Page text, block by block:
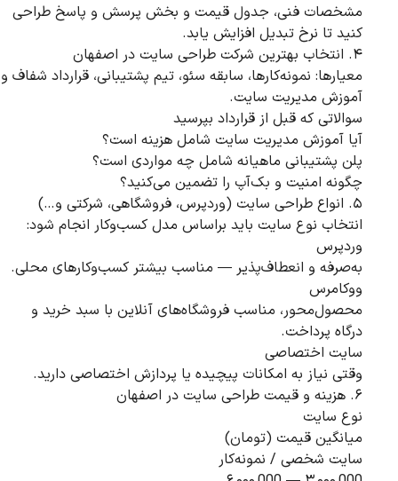
مشخصات فنی، جدول قیمت و بخش پرسش و پاسخ طراحی
کنید تا نرخ تبدیل افزایش یابد.
۴. انتخاب بهترین شرکت طراحی سایت در اصفهان
معیارها: نمونه‌کارها، سابقه سئو، تیم پشتیبانی، قرارداد شفاف و
آموزش مدیریت سایت.
سوالاتی که قبل از قرارداد بپرسید
آیا آموزش مدیریت سایت شامل هزینه است؟
پلن پشتیبانی ماهیانه شامل چه مواردی است؟
چگونه امنیت و بک‌آپ را تضمین می‌کنید؟
۵. انواع طراحی سایت (وردپرس، فروشگاهی، شرکتی و…)
انتخاب نوع سایت باید براساس مدل کسب‌وکار انجام شود:
وردپرس
به‌صرفه و انعطاف‌پذیر — مناسب بیشتر کسب‌وکارهای محلی.
ووکامرس
محصول‌محور، مناسب فروشگاه‌های آنلاین با سبد خرید و
درگاه پرداخت.
سایت اختصاصی
وقتی نیاز به امکانات پیچیده یا پردازش اختصاصی دارید.
۶. هزینه و قیمت طراحی سایت در اصفهان
نوع سایت
میانگین قیمت (تومان)
سایت شخصی / نمونه‌کار